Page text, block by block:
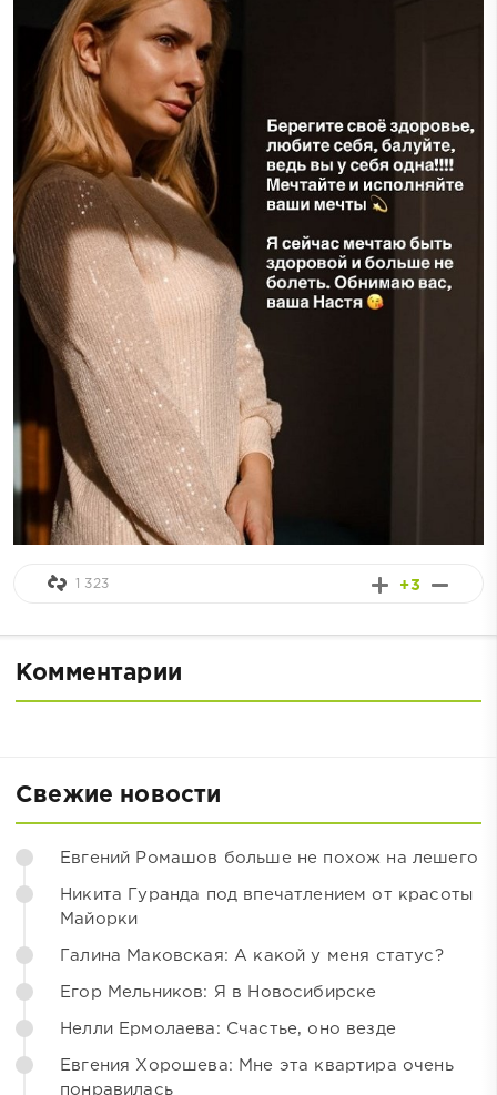
+3
1 323
Комментарии
Свежие новости
Евгений Ромашов больше не похож на лешего
Никита Гуранда под впечатлением от красоты
Майорки
Галина Маковская: А какой у меня статус?
Егор Мельников: Я в Новосибирске
Нелли Ермолаева: Счастье, оно везде
Евгения Хорошева: Мне эта квартира очень
понравилась